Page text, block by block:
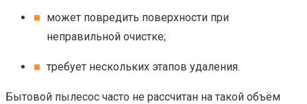
может повредить поверхности при
неправильной очистке;
требует нескольких этапов удаления.
Бытовой пылесос часто не рассчитан на такой объём